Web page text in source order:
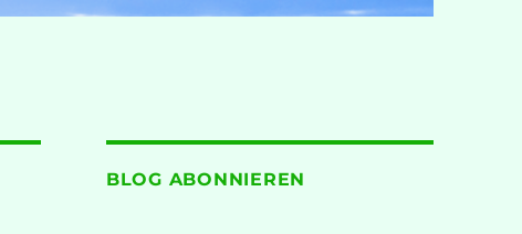
BLOG ABONNIEREN